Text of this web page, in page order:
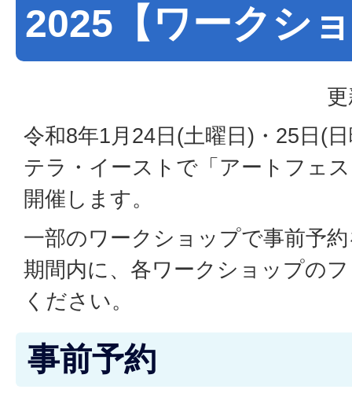
2025【ワークシ
令和8年1月24日(土曜日)・25日(
テラ・イーストで「アートフェ
開催します。
一部のワークショップで事前予
期間内に、各ワークショップの
ください。
事前予約